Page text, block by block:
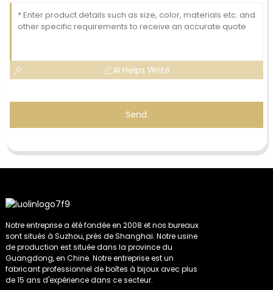
AI Helps Write
Send
Notre entreprise a été fondée en 2008 et nos bureaux
sont situés à Suzhou, près de Shanghai. Notre usine
de production est située dans la province du
Guangdong, en Chine. Notre entreprise est un
fabricant professionnel de boîtes à bijoux avec plus
de 15 ans d'expérience dans ce secteur.